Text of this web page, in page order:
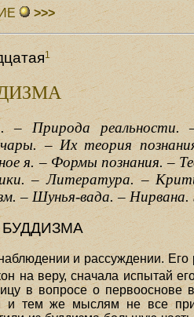
>>>
1
– Природа реальности.
– Их теория
я. – Формы познания. –
– Литература. –
– Шунья-вада. –
и рассуждении.
на веру, сначала испытай
в вопросе о первооснове
и тем же мыслям не все